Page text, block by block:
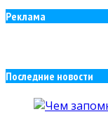
Реклама
Последние новости